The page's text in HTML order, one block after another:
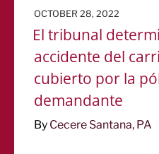
POSTED
ON
OCTOBER 28, 2022
El tribunal
accidente del
cubierto por la
demandante
By Cecere Santana, PA